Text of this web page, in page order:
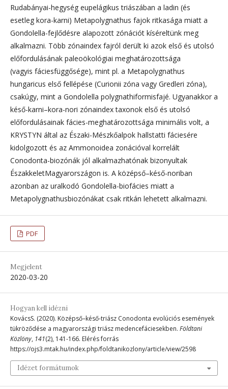
Rudabányai-hegység eupelágikus triászában a ladin (és
esetleg kora-karni) Metapolygnathus fajok ritkasága miatt a
Gondolella-fejlődésre alapozott zónációt kíséreltünk meg
alkalmazni. Több zónaindex fajról derült ki azok első és utolsó
előfordulásának paleoökológiai meghatározottsága
(vagyis fáciesfüggősége), mint pl. a Metapolygnathus
hungaricus első fellépése (Curionii zóna vagy Gredleri zóna),
csakúgy, mint a Gondolella polygnathiformisfajé. Ugyanakkor a
késő-karni–kora-nori zónaindex taxonok első és utolsó
előfordulásainak fácies-meghatározottsága minimális volt, a
KRYSTYN által az Északi-Mészkőalpok hallstatti fáciesére
kidolgozott és az Ammonoidea zonációval korrelált
Conodonta-biozónák jól alkalmazhatónak bizonyultak
ÉszakkeletMagyarországon is. A középső–késő-noriban
azonban az uralkodó Gondolella-biofácies miatt a
Metapolygnathusbiozónákat csak ritkán lehetett alkalmazni.
PDF
Megjelent
2020-03-20
Hogyan kell idézni
KovácsS. (2020). Középső–késő-triász Conodonta evolúciós események
tükröződése a magyarországi triász medencefáciesekben. Földtani
Közlöny, 141(2), 141-166. Elérés forrás
https://ojs3.mtak.hu/index.php/foldtanikozlony/article/view/2598
Idézet formátumok